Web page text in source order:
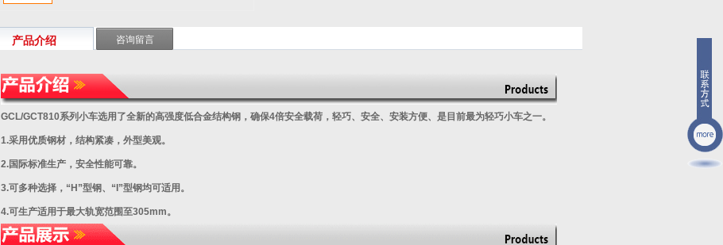
产品介绍 咨询留言
GCL/GCT810系列小车选用了全新的高强度低合金结构钢，确保4倍安全载荷，轻巧、安全、安装方便、是目前最为轻巧小车之一。
1.采用优质钢材，结构紧凑，外型美观。
2.国际标准生产，安全性能可靠。
3.可多种选择，“H”型钢、“I”型钢均可适用。
4.可生产适用于最大轨宽范围至305mm。